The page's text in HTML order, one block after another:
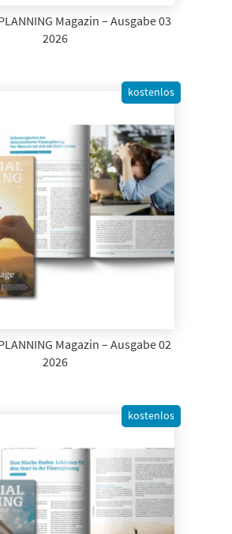
Magazin – Ausgabe 03
2026
Magazin – Ausgabe 02
2026
kostenlos
kostenlos